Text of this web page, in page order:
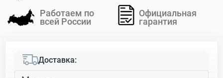
Работаем по
всей России
Официальная
гарантия
Доставка: